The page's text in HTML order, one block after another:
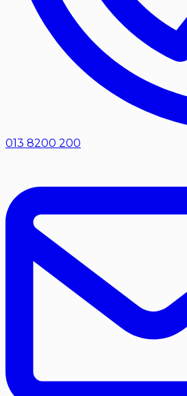
013 8200 200